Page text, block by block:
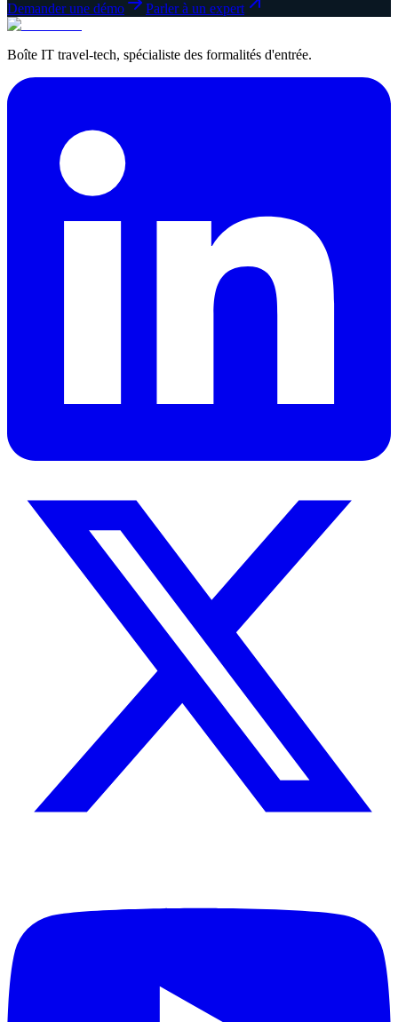
Demander une démo Parler à un expert
Boîte IT travel-tech, spécialiste des formalités d'entrée.